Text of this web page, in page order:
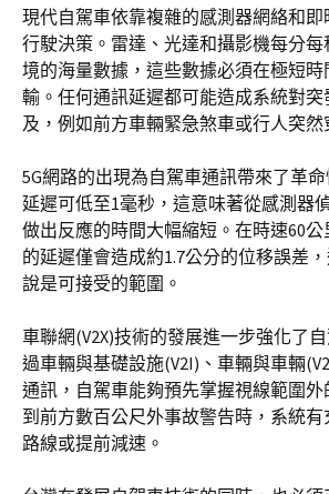
現代自駕車依靠複雜的感測器網絡和
行駛決策。雷達、光達和攝影機每分
境的海量數據，這些數據必須在極短
輸。任何通訊延遲都可能造成系統對
及，例如前方車輛緊急煞車或行人突然
5G網路的出現為自駕車通訊帶來了革
延遲可低至1毫秒，這意味著從感測器
做出反應的時間大幅縮短。在時速60
的延遲僅會造成約1.7公分的位移誤差
說是可接受的範圍。
車聯網(V2X)技術的發展進一步強化了
過車輛與基礎設施(V2I)、車輛與車輛
通訊，自駕車能夠預先掌握視線範圍
到前方數百公尺外事故警告時，系統
路線或提前減速。